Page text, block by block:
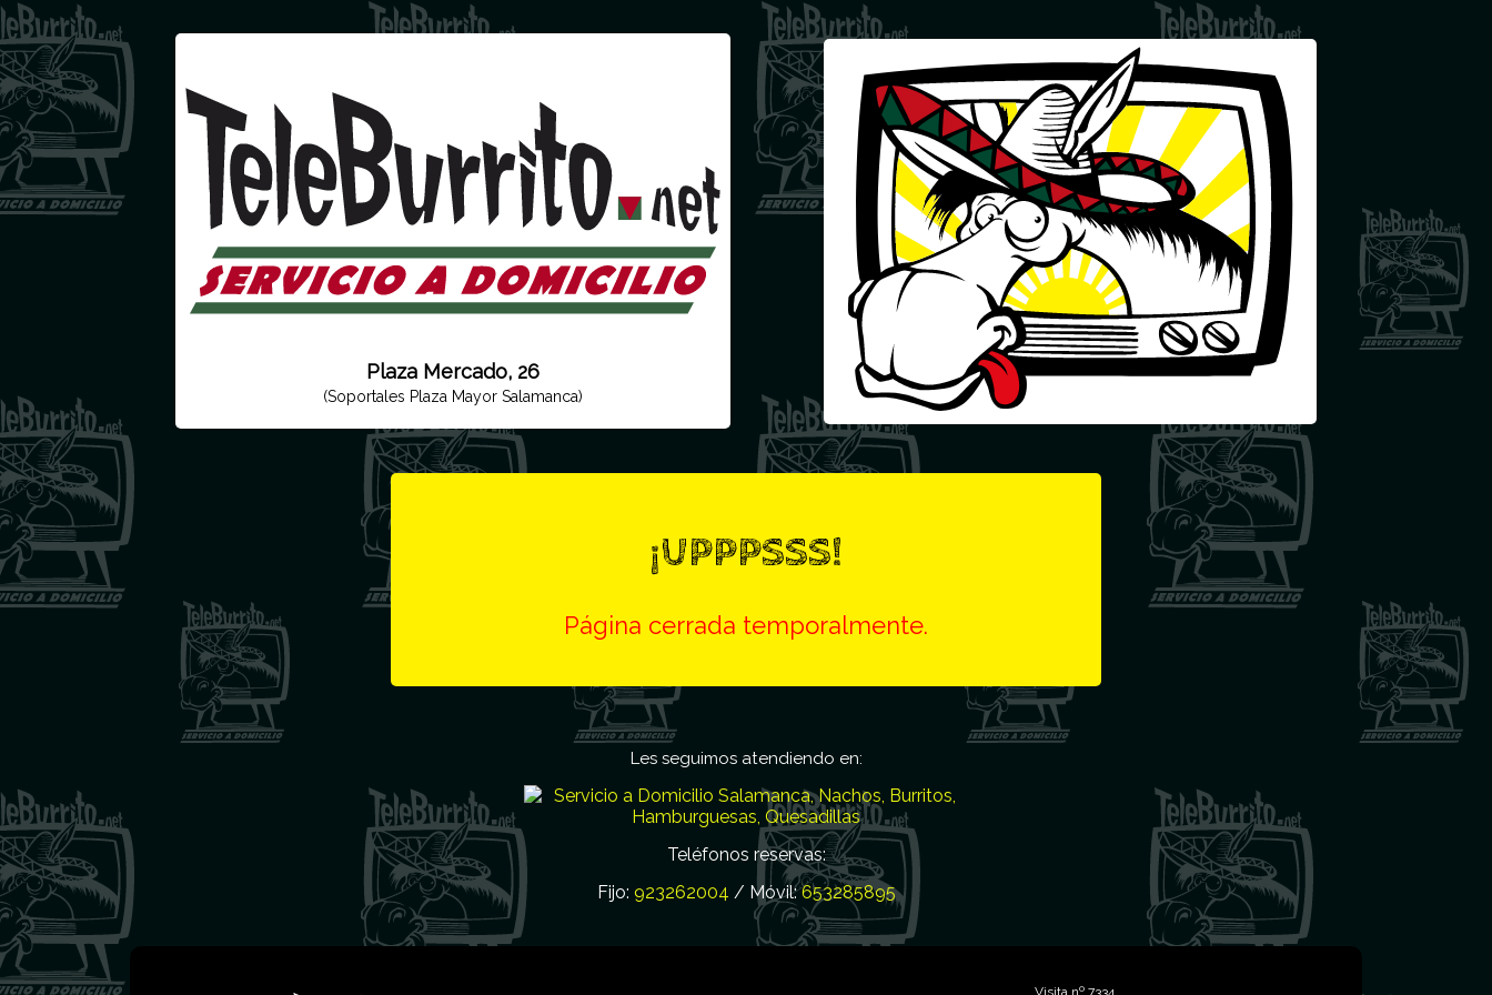
Plaza Mercado, 26
(Soportales Plaza Mayor Salamanca)
¡UPPPSSS!
Página cerrada temporalmente.
Les seguimos atendiendo en:
Teléfonos reservas:
Fijo: 923262004 / Móvil:653285895